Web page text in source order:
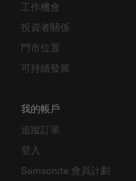
工作機會
投資者關係
門市位置
可持續發展
我的帳戶
追蹤訂單
登入
Samsonite 會員計劃